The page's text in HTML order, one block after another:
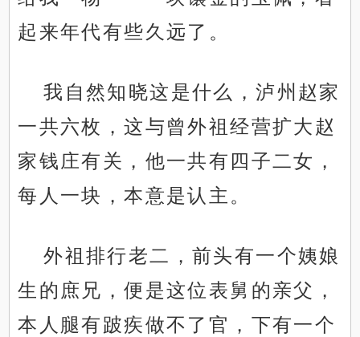
起来年代有些久远了。
我自然知晓这是什么，泸州赵家
一共六枚，这与曾外祖经营扩大赵
家钱庄有关，他一共有四子二女，
每人一块，本意是认主。
外祖排行老二，前头有一个姨娘
生的庶兄，便是这位表舅的亲父，
本人腿有跛疾做不了官，下有一个